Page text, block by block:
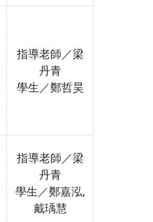
指導老師／梁
丹青
學生／鄭哲昊
指導老師／梁
丹青
學生／鄭嘉泓,
戴瑀慧